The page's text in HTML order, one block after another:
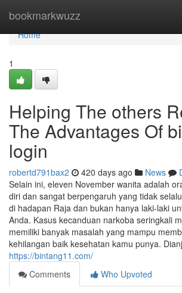
bookmarkwuzz
Home
Home
1
Helping The others
The Advantages Of
login
robertd791bax2 420 days ago News
Selain ini, eleven November wanita adalah
diri dan sangat berpengaruh yang tidak
di hadapan Raja dan bukan hanya laki-laki
Anda. Kasus kecanduan narkoba seringkali
memiliki banyak masalah yang mampu
kehilangan baik kesehatan kamu punya.
https://bintang11.com/
Comments
Who Upvoted